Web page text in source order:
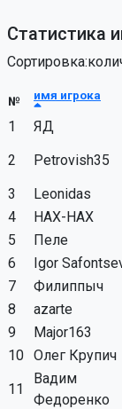
Статистика
№ имя игрока
1 ЯД
2
Petrovish35
3
Leonidas
4
HAX-HAX
5
Пеле
6
Igor
7
Филиппыч
8
azarte
9
Major163
10 Олег Крупич
11
Вадим
Федоренко